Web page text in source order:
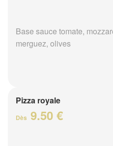
Base sauce tomate,
merguez, olives
Pizza royale
Dès 9.50 €